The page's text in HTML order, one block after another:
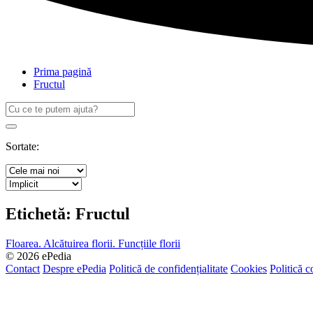
Prima pagină
Fructul
Caută
după:
Search
Sortate:
Etichetă: Fructul
Floarea. Alcătuirea florii. Funcțiile florii
© 2026 ePedia
Contact Despre ePedia Politică de confidențialitate Cookies Politică